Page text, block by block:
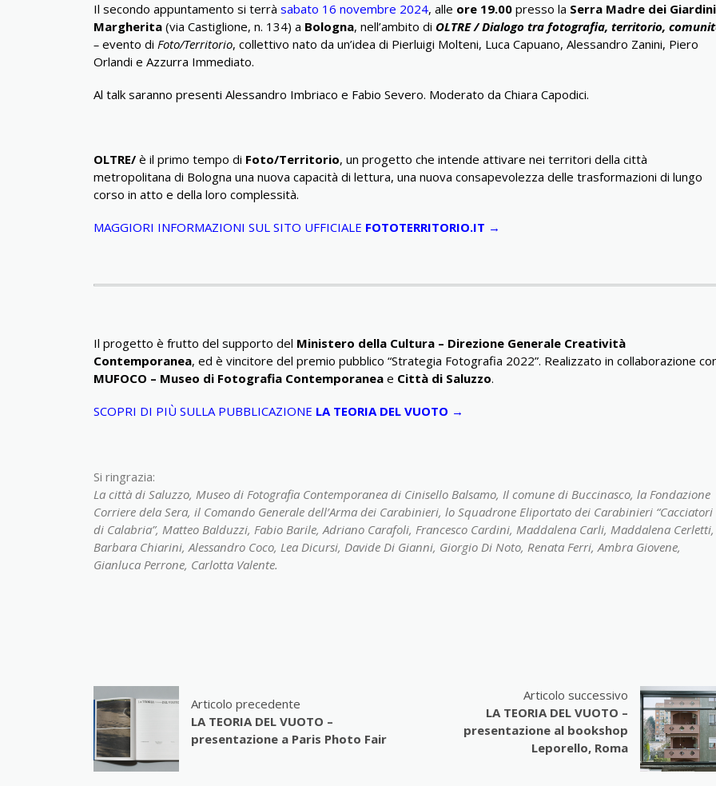
Il secondo appuntamento si terrà sabato 16 novembre 2024, alle ore 19.00 presso la Serra Madre dei Giardini
Margherita (via Castiglione, n. 134) a Bologna, nell’ambito di OLTRE / Dialogo tra fotografia, territorio,
– evento di Foto/Territorio, collettivo nato da un’idea di Pierluigi Molteni, Luca Capuano, Alessandro Zanini, Piero
Orlandi e Azzurra Immediato.
Al talk saranno presenti Alessandro Imbriaco e Fabio Severo. Moderato da Chiara Capodici.
OLTRE/ è il primo tempo di Foto/Territorio, un progetto che intende attivare nei territori della città
metropolitana di Bologna una nuova capacità di lettura, una nuova consapevolezza delle trasformazioni di lungo
corso in atto e della loro complessità.
MAGGIORI INFORMAZIONI SUL SITO UFFICIALE FOTOTERRITORIO.IT →
Il progetto è frutto del supporto del Ministero della Cultura – Direzione Generale Creatività
Contemporanea, ed è vincitore del premio pubblico “Strategia Fotografia 2022”. Realizzato in collaborazione
MUFOCO – Museo di Fotografia Contemporanea e Città di Saluzzo.
SCOPRI DI PIÙ SULLA PUBBLICAZIONE LA TEORIA DEL VUOTO →
Si ringrazia:
La città di Saluzzo, Museo di Fotografia Contemporanea di Cinisello Balsamo, Il comune di Buccinasco, la Fondazione
Corriere dela Sera, il Comando Generale dell’Arma dei Carabinieri, lo Squadrone Eliportato dei Carabinieri “Cacciatori
di Calabria”, Matteo Balduzzi, Fabio Barile, Adriano Carafoli, Francesco Cardini, Maddalena Carli, Maddalena Cerletti,
Barbara Chiarini, Alessandro Coco, Lea Dicursi, Davide Di Gianni, Giorgio Di Noto, Renata Ferri, Ambra Giovene,
Gianluca Perrone, Carlotta Valente.
Articolo precedente
LA TEORIA DEL VUOTO –
presentazione a Paris Photo Fair
Articolo successivo
LA TEORIA DEL VUOTO –
presentazione al bookshop
Leporello, Roma